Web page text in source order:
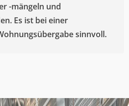
-mängeln und
Es ist bei einer
sinnvoll.